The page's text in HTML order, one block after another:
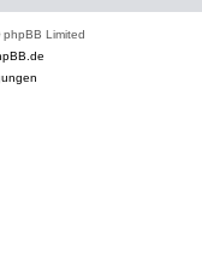
Limited